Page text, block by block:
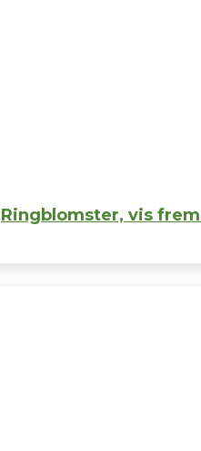
Ringblomster, vis